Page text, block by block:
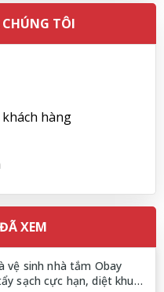
Viên uống tiền đình bổ
Sữa tắm Pigeon Baby
Sữa tắm Pigeon Baby
Men Vi Sinh BioGaia
TÔI
hàng
XEM
vệ sinh nhà tắm Obay
sạch cực hạn, diệt khuẩn